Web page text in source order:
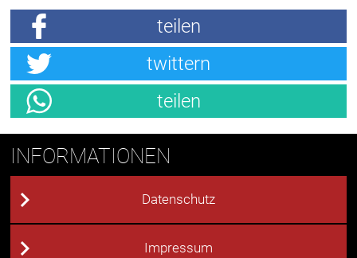
teilen
twittern
teilen
INFORMATIONEN
Datenschutz
Impressum